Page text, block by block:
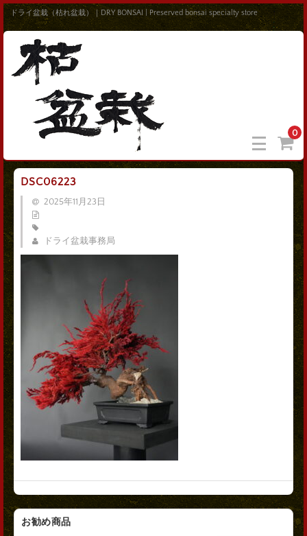
ドライ盆栽（枯れ盆栽）｜DRY BONSAI | Preserved bonsai specialty store
0
DSC06223
2025年11月23日
ドライ盆栽事務局
お勧め商品